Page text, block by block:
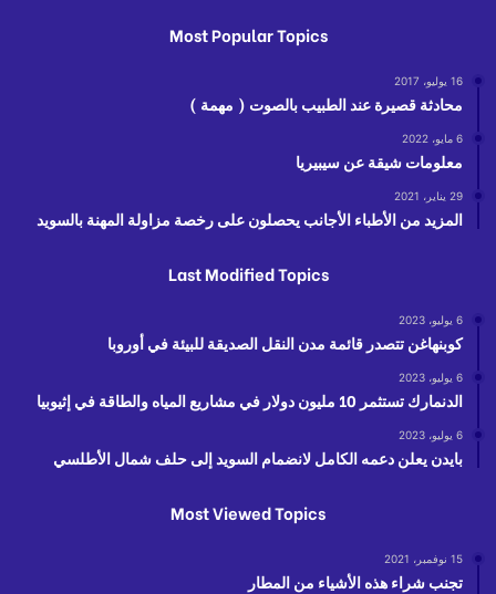
Most Popular Topics
16 يوليو، 2017
محادثة قصيرة عند الطبيب بالصوت ( مهمة )
6 مايو، 2022
معلومات شيقة عن سيبيريا
29 يناير، 2021
المزيد من الأطباء الأجانب يحصلون على رخصة مزاولة المهنة بالسويد
Last Modified Topics
6 يوليو، 2023
كوبنهاغن تتصدر قائمة مدن النقل الصديقة للبيئة في أوروبا
6 يوليو، 2023
الدنمارك تستثمر 10 مليون دولار في مشاريع المياه والطاقة في إثيوبيا
6 يوليو، 2023
بايدن يعلن دعمه الكامل لانضمام السويد إلى حلف شمال الأطلسي
Most Viewed Topics
15 نوفمبر، 2021
تجنب شراء هذه الأشياء من المطار